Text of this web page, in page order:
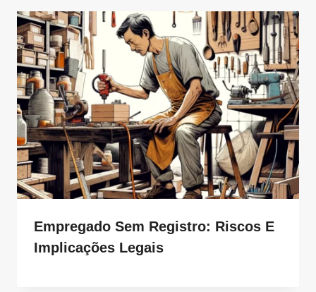
Empregado Sem Registro: Riscos E
Implicações Legais